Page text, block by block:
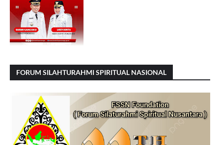
FORUM SILAHTURAHMI SPIRITUAL NASIONAL